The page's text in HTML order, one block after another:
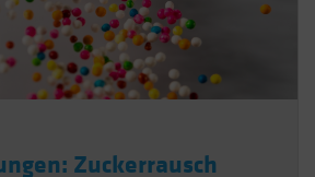
Zuckerrausch